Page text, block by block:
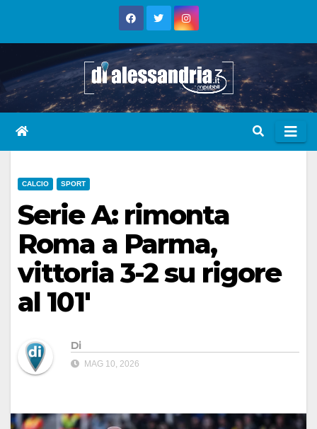
CALCIO SPORT
Serie A: rimonta
Roma a Parma,
vittoria 3-2 su rigore
al 101′
Di
MAG 10, 2026